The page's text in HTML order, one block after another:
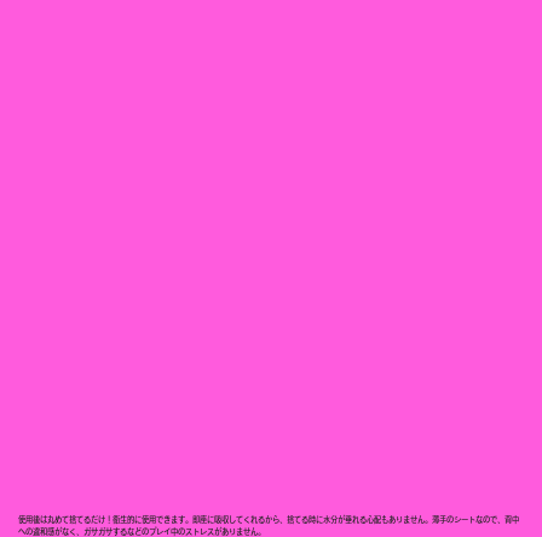
使用後は丸めて捨てるだけ！衛生的に使用できます。即座に吸収してくれるから、捨てる時に水分が垂れる心配もありません。薄手のシートなので、背中
への違和感がなく、ガサガサするなどのプレイ中のストレスがありません。